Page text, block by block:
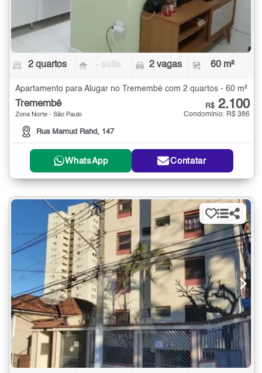
2 quartos - suíte 2 vagas 60 m²
Apartamento para Alugar no Tremembé com 2 quartos - 60 m²
Tremembé
Zona Norte - São Paulo
Rua Mamud Rahd, 147
R$ 2.100
Condomínio: R$ 386
WhatsApp Contatar